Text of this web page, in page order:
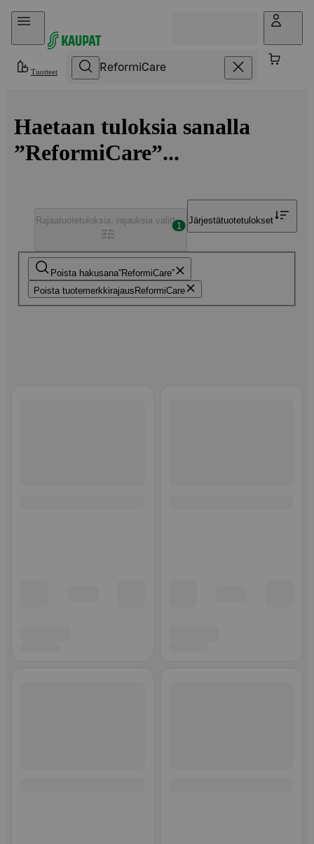
Hyppää sisältöön
Tuotteet
Haetaan tuloksia sanalla
”ReformiCare”...
Poista hakusana ReformiCare
Poista tuotemerkkirajaus ReformiCare
Rajaatuotetuloksia, rajauksia valittu
1
Järjestätuotetulokset